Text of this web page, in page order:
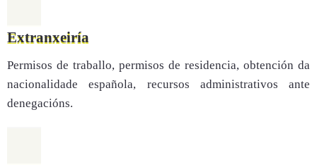
Extranxeiría
Permisos de traballo, permisos de residencia, obtención da
nacionalidade española, recursos administrativos ante
denegacións.